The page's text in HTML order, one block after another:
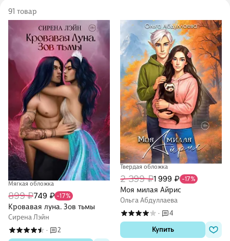
91 товар
Мягкая обложка
899 ₽749 ₽ -17%
Кровавая луна. Зов тьмы
Сирена Лэйн
·
2
Твердая обложка
2 399 ₽1 999 ₽ -17%
Моя милая Айрис
Ольга Абдуллаева
·
4
Купить